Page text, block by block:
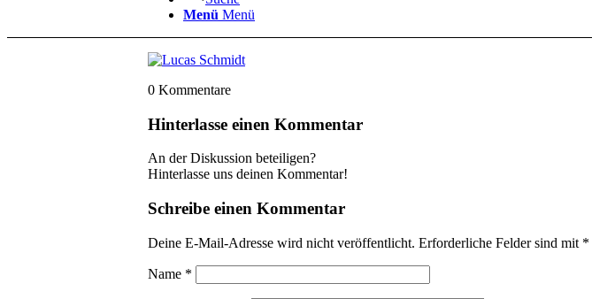
Menü Menü
0 Kommentare
Hinterlasse einen Kommentar
An der Diskussion beteiligen?
Hinterlasse uns deinen Kommentar!
Schreibe einen Kommentar
Deine E-Mail-Adresse wird nicht veröffentlicht. Erforderliche Felder sind mit *
Name *